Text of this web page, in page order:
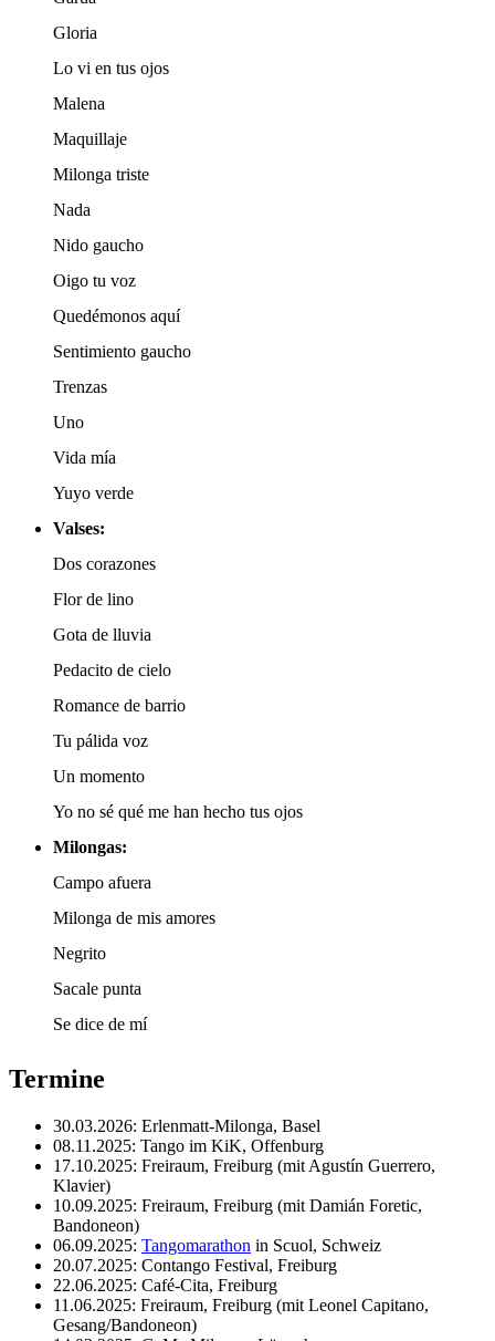
Gloria
Lo vi en tus ojos
Malena
Maquillaje
Milonga triste
Nada
Nido gaucho
Oigo tu voz
Quedémonos aquí
Sentimiento gaucho
Trenzas
Uno
Vida mía
Yuyo verde
Valses:
Dos corazones
Flor de lino
Gota de lluvia
Pedacito de cielo
Romance de barrio
Tu pálida voz
Un momento
Yo no sé qué me han hecho tus ojos
Milongas:
Campo afuera
Milonga de mis amores
Negrito
Sacale punta
Se dice de mí
Termine
30.03.2026: Erlenmatt-Milonga, Basel
08.11.2025: Tango im KiK, Offenburg
17.10.2025: Freiraum, Freiburg (mit Agustín Guerrero,
Klavier)
10.09.2025: Freiraum, Freiburg (mit Damián Foretic,
Bandoneon)
06.09.2025: Tangomarathon in Scuol, Schweiz
20.07.2025: Contango Festival, Freiburg
22.06.2025: Café-Cita, Freiburg
11.06.2025: Freiraum, Freiburg (mit Leonel Capitano,
Gesang/Bandoneon)